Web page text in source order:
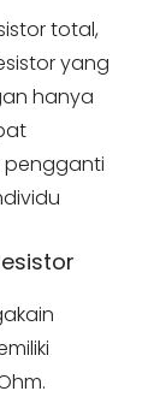
total,
yang
hanya
pengganti